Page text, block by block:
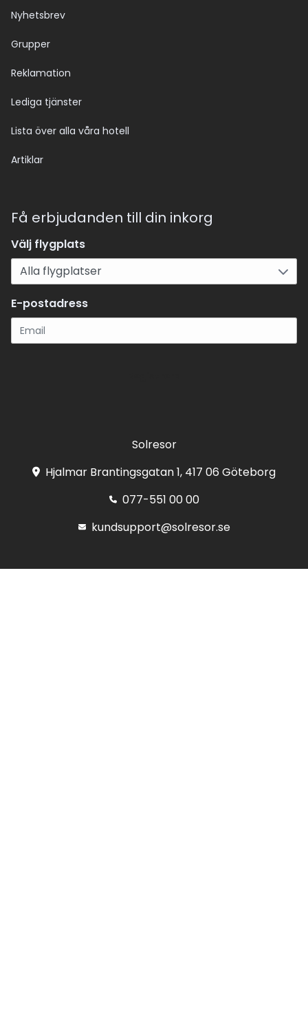
Nyhetsbrev
Grupper
Reklamation
Lediga tjänster
Lista över alla våra hotell
Artiklar
Få erbjudanden till din inkorg
Välj flygplats
E-postadress
Solresor
Hjalmar Brantingsgatan 1, 417 06 Göteborg
077-551 00 00
kundsupport@solresor.se